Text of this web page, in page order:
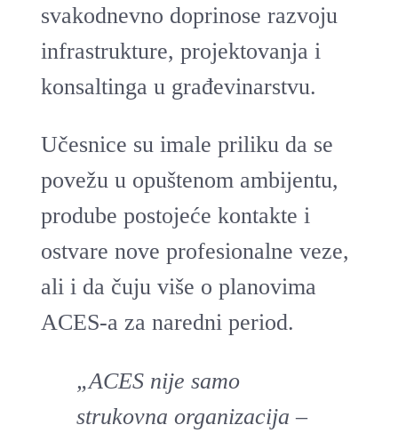
svakodnevno doprinose razvoju
infrastrukture, projektovanja i
konsaltinga u građevinarstvu.
Učesnice su imale priliku da se
povežu u opuštenom ambijentu,
prodube postojeće kontakte i
ostvare nove profesionalne veze,
ali i da čuju više o planovima
ACES-a za naredni period.
„ACES nije samo
strukovna organizacija –